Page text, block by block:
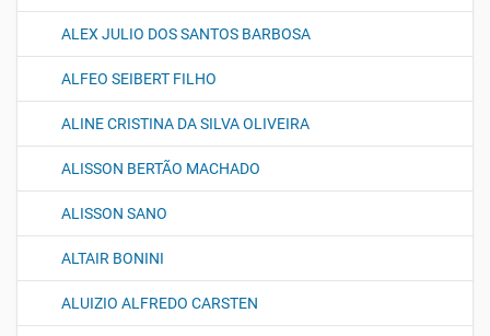
ALEX JULIO DOS SANTOS BARBOSA
ALFEO SEIBERT FILHO
ALINE CRISTINA DA SILVA OLIVEIRA
ALISSON BERTÃO MACHADO
ALISSON SANO
ALTAIR BONINI
ALUIZIO ALFREDO CARSTEN